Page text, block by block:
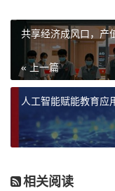
共享经济成风口，产
« 上一篇
人工智能赋能教育应
相关阅读